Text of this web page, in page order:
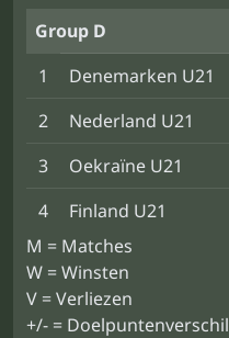
Group D
1
Denemarken U21
2
Nederland U21
3
Oekraïne U21
4
Finland U21
M = Matches
W = Winsten
V = Verliezen
+/- = Doelpuntenverschil